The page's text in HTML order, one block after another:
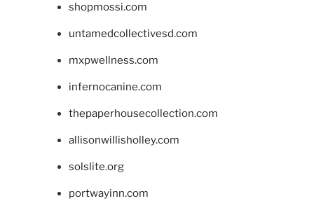
shopmossi.com
untamedcollectivesd.com
mxpwellness.com
infernocanine.com
thepaperhousecollection.com
allisonwillisholley.com
solslite.org
portwayinn.com